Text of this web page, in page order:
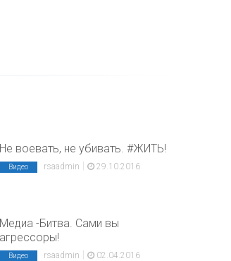
Не воевать, не убивать. #ЖИТЬ!
Видео rsaadmin 29.10.2016
Медиа -Битва. Сами вы
агрессоры!
Видео rsaadmin 02.04.2016